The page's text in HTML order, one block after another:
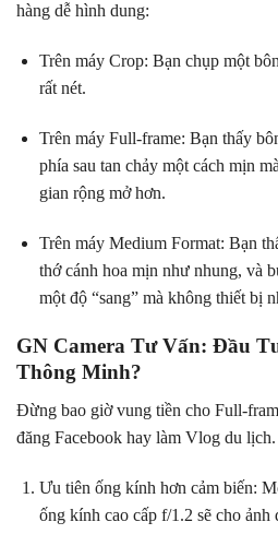
hàng dễ hình dung:
Trên máy Crop: Bạn chụp một
rất nét.
Trên máy Full-frame: Bạn thấy
phía sau tan chảy một cách mịn
gian rộng mở hơn.
Trên máy Medium Format: Bạn
thớ cánh hoa mịn như nhung, và
một độ “sang” mà không thiết bị
GN Camera Tư Vấn: Đầu
Thông Minh?
Đừng bao giờ vung tiền cho Full-
đăng Facebook hay làm Vlog du
Ưu tiên ống kính hơn cảm biến:
ống kính cao cấp f/1.2 sẽ cho